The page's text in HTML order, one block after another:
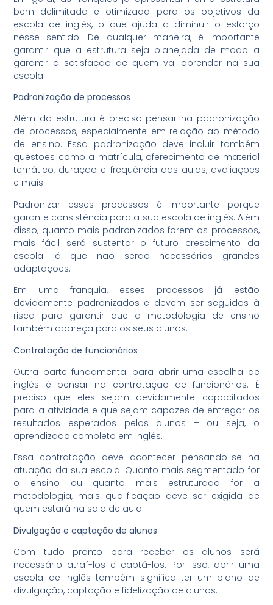
bem delimitada e otimizada para os objetivos da
escola de inglês, o que ajuda a diminuir o esforço
nesse sentido. De qualquer maneira, é importante
garantir que a estrutura seja planejada de modo a
garantir a satisfação de quem vai aprender na sua
escola.
Padronização de processos
Além da estrutura é preciso pensar na padronização
de processos, especialmente em relação ao método
de ensino. Essa padronização deve incluir também
questões como a matrícula, oferecimento de material
temático, duração e frequência das aulas, avaliações
e mais.
Padronizar esses processos é importante porque
garante consistência para a sua escola de inglês. Além
disso, quanto mais padronizados forem os processos,
mais fácil será sustentar o futuro crescimento da
escola já que não serão necessárias grandes
adaptações.
Em uma franquia, esses processos já estão
devidamente padronizados e devem ser seguidos à
risca para garantir que a metodologia de ensino
também apareça para os seus alunos.
Contratação de funcionários
Outra parte fundamental para abrir uma escolha de
inglês é pensar na contratação de funcionários. É
preciso que eles sejam devidamente capacitados
para a atividade e que sejam capazes de entregar os
resultados esperados pelos alunos – ou seja, o
aprendizado completo em inglês.
Essa contratação deve acontecer pensando-se na
atuação da sua escola. Quanto mais segmentado for
o ensino ou quanto mais estruturada for a
metodologia, mais qualificação deve ser exigida de
quem estará na sala de aula.
Divulgação e captação de alunos
Com tudo pronto para receber os alunos será
necessário atraí-los e captá-los. Por isso, abrir uma
escola de inglês também significa ter um plano de
divulgação, captação e fidelização de alunos.